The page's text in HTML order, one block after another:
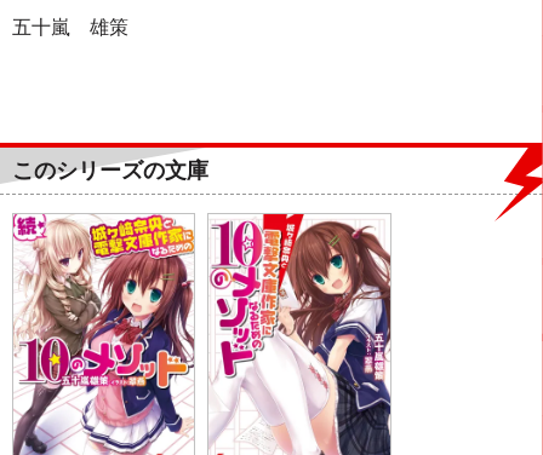
五十嵐 雄策
このシリーズの文庫